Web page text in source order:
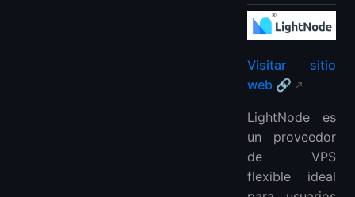
Visitar sitio
web 🔗
LightNode es
un proveedor
de VPS
flexible ideal